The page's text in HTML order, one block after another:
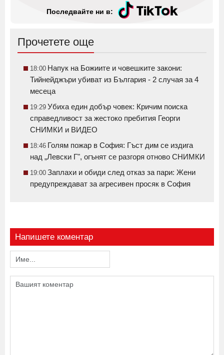
Последвайте ни в:
Прочетете още
18:00 Напук на Божиите и човешките закони:
Тийнейджъри убиват из България - 2 случая за 4
месеца
19:29 Убиха един добър човек: Кричим поиска
справедливост за жестоко пребития Георги
СНИМКИ и ВИДЕО
18:46 Голям пожар в София: Гъст дим се издига
над „Левски Г", огънят се разгоря отново СНИМКИ
19:00 Заплахи и обиди след отказ за пари: Жени
предупреждават за агресивен просяк в София
Напишете коментар